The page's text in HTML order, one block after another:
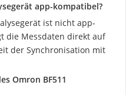
app-kompatibel?
ist nicht app-
die Messdaten direkt auf
der Synchronisation mit
Omron BF511